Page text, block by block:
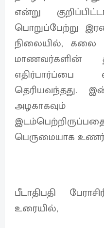
என்று
பொறுப்பேற்று
நிலையில், கலை
மாணவர்களின்
தெரியவந்தது.
அழகாகவும்
பெருமையாக
பீடாதிபதி
உரையில்,